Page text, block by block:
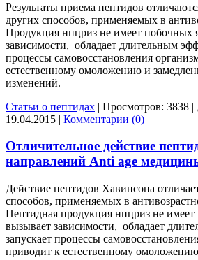
Результаты приема пептидов
других способов, применяемых в
Продукция нпцриз не имеет побочных
зависимости, обладает длительным
процессы самовосстановления
естественному омоложению и
изменений.
Статьи о пептидах | Просмотров: 3838 |
19.04.2015 | Комментарии (0)
Отличительное действие
направлений Anti age
Действие пептидов Хавинсона
способов, применяемых в
Пептидная продукция нпцриз не
вызывает зависимости, обладает
запускает процессы
приводит к естественному